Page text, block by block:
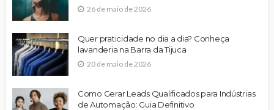
26 de maio de 2026
Quer praticidade no dia a dia? Conheça
lavanderia na Barra da Tijuca
20 de maio de 2026
Como Gerar Leads Qualificados para Indústrias
de Automação: Guia Definitivo